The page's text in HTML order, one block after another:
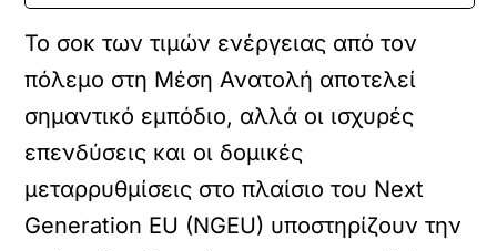
Το σοκ των τιμών ενέργειας από τον
πόλεμο στη Μέση Ανατολή αποτελεί
σημαντικό εμπόδιο, αλλά οι ισχυρές
επενδύσεις και οι δομικές
μεταρρυθμίσεις στο πλαίσιο του Next
Generation EU (NGEU) υποστηρίζουν την